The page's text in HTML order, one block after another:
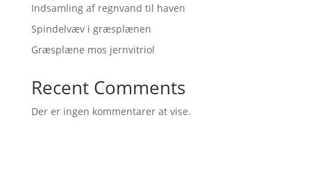
Indsamling af regnvand til haven
Spindelvæv i græsplænen
Græsplæne mos jernvitriol
Recent Comments
Der er ingen kommentarer at vise.